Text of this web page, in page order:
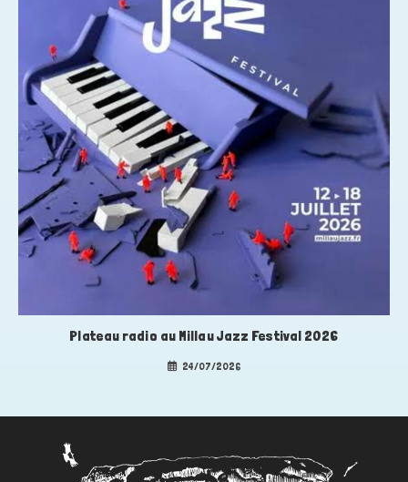
Plateau radio au Millau Jazz Festival 2026
24/07/2026